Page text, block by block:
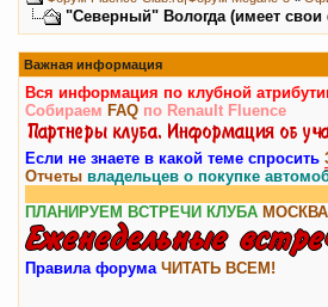
"Северный" Вологда (имеет
Важная информация
Вся информация по клубной
Собираем FAQ по Renault Fluence
Если не знаете в какой теме спросить
Отчеты владельцев о покупке
ПЛАНИРУЕМ ВСТРЕЧИ КЛУБА МОСКВА
Правила форума ЧИТАТЬ ВСЕМ!